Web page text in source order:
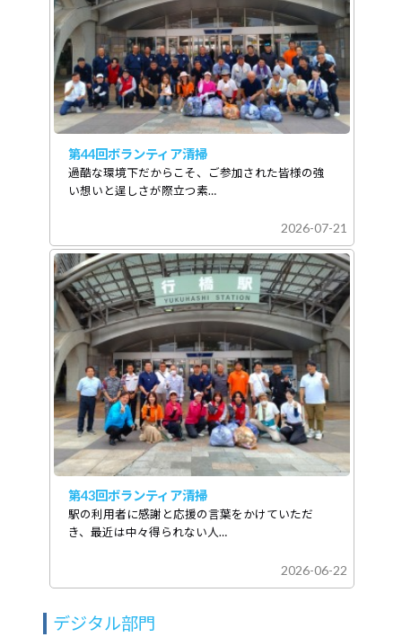
第44回ボランティア清掃
過酷な環境下だからこそ、ご参加された皆様の強
い想いと逞しさが際立つ素…
2026-07-21
第43回ボランティア清掃
駅の利用者に感謝と応援の言葉をかけていただ
き、最近は中々得られない人…
2026-06-22
デジタル部門